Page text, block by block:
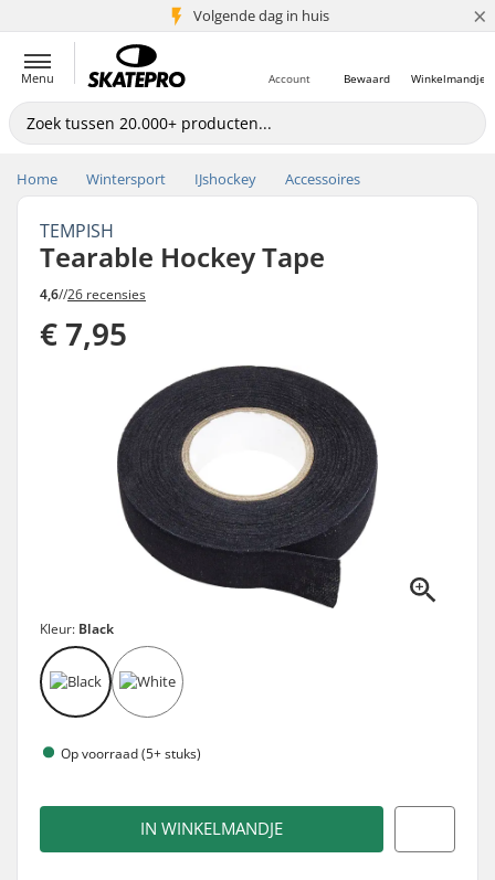
Volgende dag in huis
5+ mln. klanten ×
Menu Winkelmandje
Bewaard
Account
Home Wintersport IJshockey Accessoires
TEMPISH
Tearable Hockey Tape
4,6//26 recensies
€ 7,95
Kleur: Black
Op voorraad (5+ stuks)
IN WINKELMANDJE